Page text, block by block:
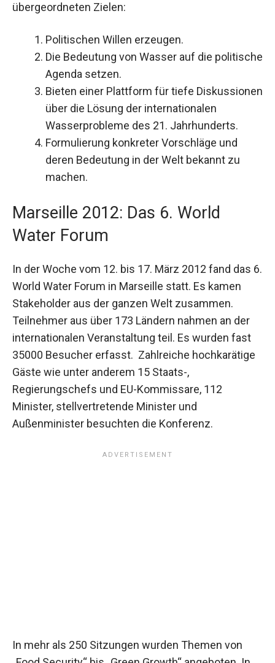
übergeordneten Zielen:
Politischen Willen erzeugen.
Die Bedeutung von Wasser auf die politische
Agenda setzen.
Bieten einer Plattform für tiefe Diskussionen
über die Lösung der internationalen
Wasserprobleme des 21. Jahrhunderts.
Formulierung konkreter Vorschläge und
deren Bedeutung in der Welt bekannt zu
machen.
Marseille 2012: Das 6. World
Water Forum
In der Woche vom 12. bis 17. März 2012 fand das 6.
World Water Forum in Marseille statt. Es kamen
Stakeholder aus der ganzen Welt zusammen.
Teilnehmer aus über 173 Ländern nahmen an der
internationalen Veranstaltung teil. Es wurden fast
35000 Besucher erfasst. Zahlreiche hochkarätige
Gäste wie unter anderem 15 Staats-,
Regierungschefs und EU-Kommissare, 112
Minister, stellvertretende Minister und
Außenminister besuchten die Konferenz.
In mehr als 250 Sitzungen wurden Themen von